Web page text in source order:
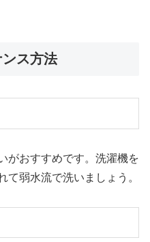
ス方法
がおすすめです。洗濯機を
て弱水流で洗いましょう。